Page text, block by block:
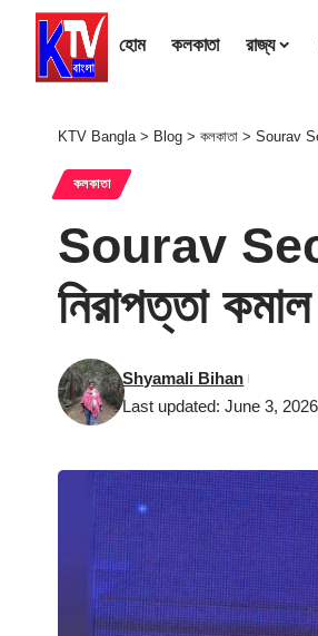
হোম কলকাতা রাজ্য
KTV Bangla> Blog > কলকাতা > Sourav
কলকাতা
Sourav
নিরাপত্তা
Last updated: June 3,
Shyamali Bihan